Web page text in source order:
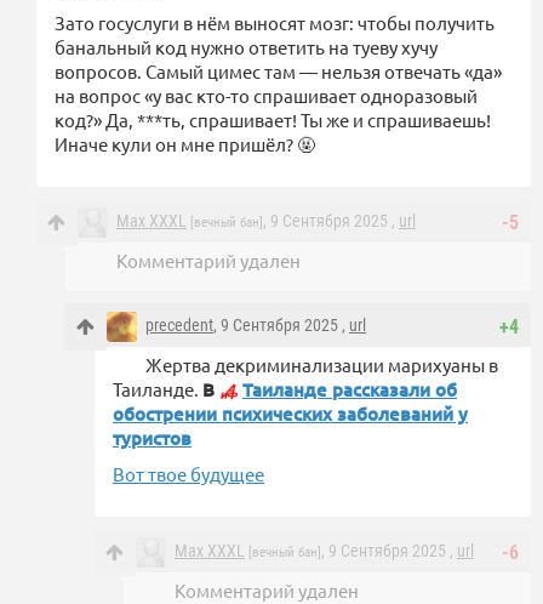
Зато госуслуги в нём выносят мозг: чтобы получить
банальный код нужно ответить на туеву хучу
вопросов. Самый цимес там — нельзя отвечать «да»
на вопрос «у вас кто-то спрашивает одноразовый
код?» Да, ***ть, спрашивает! Ты же и спрашиваешь!
Иначе кули он мне пришёл? 🤬
-5
Маx XXXL [вечный бан] , 9 Сентября 2025 , url
Комментарий удален
+4
precedent, 9 Сентября 2025 , url
Жертва декриминализации марихуаны в
Таиланде. В
Таиланде рассказали об
обострении психических заболеваний у
туристов
Вот твое будущее
-6
Маx XXXL [вечный бан] , 9 Сентября 2025 , url
Комментарий удален